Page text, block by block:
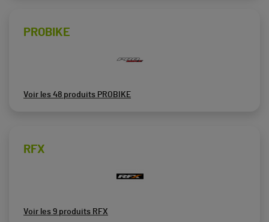
PROBIKE
Voir les 48 produits PROBIKE
RFX
Voir les 9 produits RFX